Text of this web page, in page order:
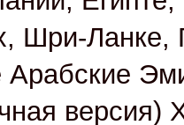
Шри-Ланке,